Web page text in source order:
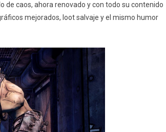
de caos, ahora renovado y con todo su contenido
mejorados, loot salvaje y el mismo humor